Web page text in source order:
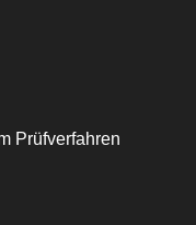
Prüfverfahren